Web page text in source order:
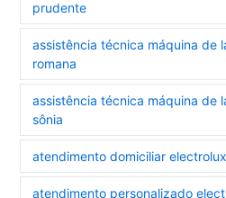
prudente
assistência técnica máquina de
romana
assistência técnica máquina de
sônia
atendimento domiciliar electrolux
atendimento personalizado